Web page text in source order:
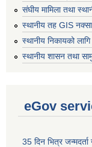
संघीय मामिला तथा
स्थानीय तह GIS नक्सा
स्थानीय निकायको
स्थानीय शासन तथा
eGov
35 दिन भित्र